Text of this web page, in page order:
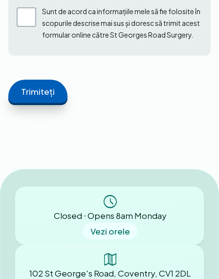
Sunt de acord ca informațiile mele să fie folosite în
scopurile descrise mai sus și doresc să trimit acest
formular online către St Georges Road Surgery.
Closed ⋅ Opens 8am Monday
Vezi orele
102 St George's Road, Coventry, CV1 2DL